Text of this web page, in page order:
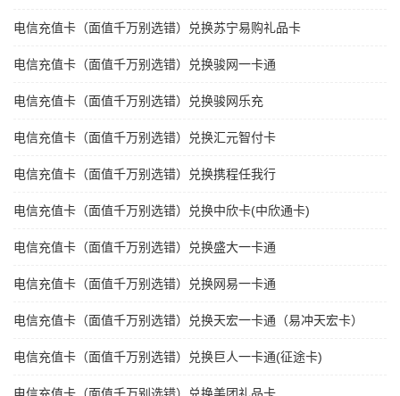
电信充值卡（面值千万别选错）兑换苏宁易购礼品卡
电信充值卡（面值千万别选错）兑换骏网一卡通
电信充值卡（面值千万别选错）兑换骏网乐充
电信充值卡（面值千万别选错）兑换汇元智付卡
电信充值卡（面值千万别选错）兑换携程任我行
电信充值卡（面值千万别选错）兑换中欣卡(中欣通卡)
电信充值卡（面值千万别选错）兑换盛大一卡通
电信充值卡（面值千万别选错）兑换网易一卡通
电信充值卡（面值千万别选错）兑换天宏一卡通（易冲天宏卡）
电信充值卡（面值千万别选错）兑换巨人一卡通(征途卡)